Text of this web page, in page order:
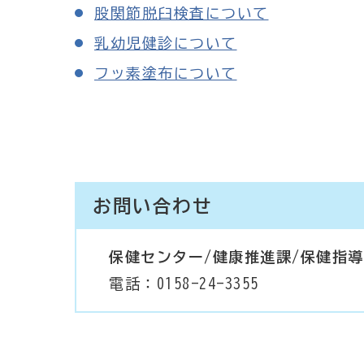
股関節脱臼検査について
乳幼児健診について
フッ素塗布について
お問い合わせ
保健センター/健康推進課/保健指
電話：0158-24-3355